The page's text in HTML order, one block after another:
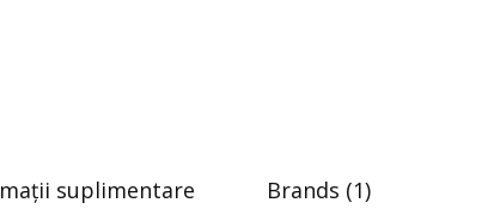
suplimentare Brands (1)